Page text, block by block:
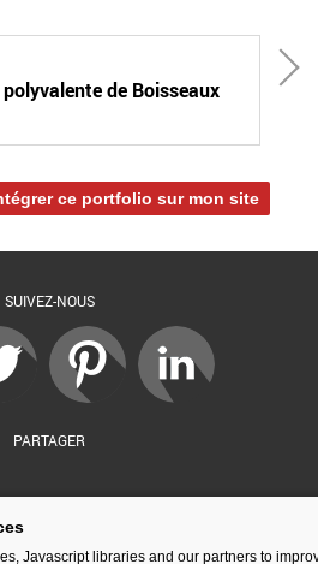
de Boisseaux
ce portfolio sur mon site
SUIVEZ-NOUS
PARTAGER
Javascript libraries and our partners to